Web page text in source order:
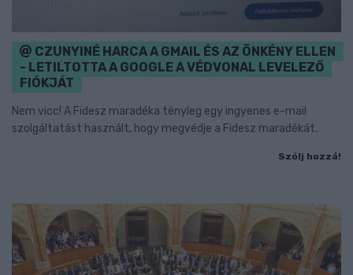
CZUNYINÉ HARCA A GMAIL ÉS AZ ÖNKÉNY ELLEN
- LETILTOTTA A GOOGLE A VÉDVONAL LEVELEZŐ
FIÓKJÁT
Nem vicc! A Fidesz maradéka tényleg egy ingyenes e-mail
szolgáltatást használt, hogy megvédje a Fidesz maradékát.
Szólj hozzá!